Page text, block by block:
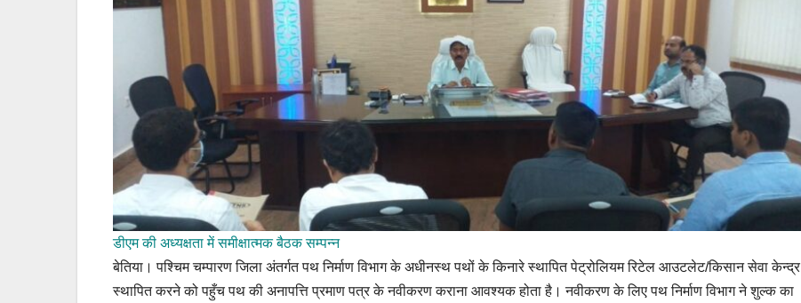
डीएम की अध्यक्षता में समीक्षात्मक बैठक सम्पन्न
बेतिया। पश्चिम चम्पारण जिला अंतर्गत पथ निर्माण विभाग के अधीनस्थ पथों के किनारे स्थापित पेट्रोलियम रिटेल आउटलेट/किसान सेवा केन्द्र
स्थापित करने को पहुँच पथ की अनापत्ति प्रमाण पत्र के नवीकरण कराना आवश्यक होता है। नवीकरण के लिए पथ निर्माण विभाग ने शुल्क का